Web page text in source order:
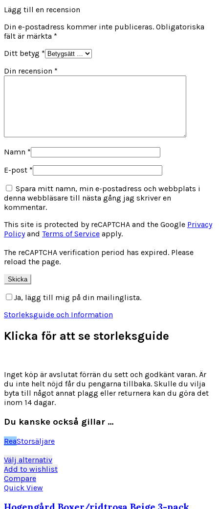
Lägg till en recension
Din e-postadress kommer inte publiceras. Obligatoriska
fält är märkta *
Ditt betyg *
Din recension *
Namn *
E-post *
Spara mitt namn, min e-postadress och webbplats i
denna webbläsare till nästa gång jag skriver en
kommentar.
This site is protected by reCAPTCHA and the Google Privacy
Policyand Terms of Service apply.
The reCAPTCHA verification period has expired. Please
reload the page.
Ja, lägg till mig på din mailinglista.
Storleksguide och Information
Klicka för att se storleksguide
Inget köp är avslutat förrän du sett och godkänt varan. Är
du inte helt nöjd får du pengarna tillbaka. Skulle du vilja
byta till något annat plagg eller returnera kan du göra det
inom 14 dagar.
Du kanske också gillar …
ReaStorsäljare
Välj alternativDen
här
varianter.
Add to wishlist
Compare
Quick View